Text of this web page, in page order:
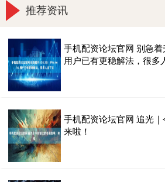
推荐资讯
手机配资论坛官网 别急
用户已有更稳解法，很多
手机配资论坛官网 追光｜
来啦！